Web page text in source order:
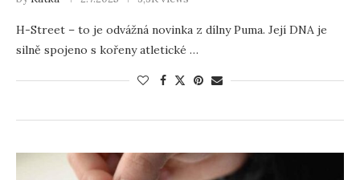
H-Street – to je odvážná novinka z dílny Puma. Její DNA je
silně spojeno s kořeny atletické …